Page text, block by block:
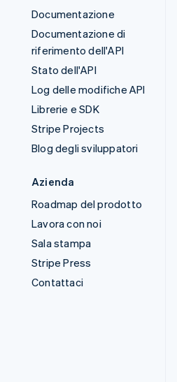
Documentazione
Documentazione di
riferimento dell'API
Stato dell'API
Log delle modifiche API
Librerie e SDK
Stripe Projects
Blog degli sviluppatori
Azienda
Roadmap del prodotto
Lavora con noi
Sala stampa
Stripe Press
Contattaci